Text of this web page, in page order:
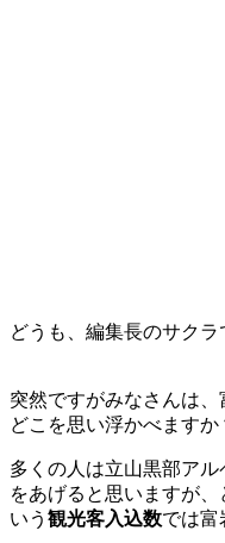
どうも、編集長のサクラ
突然ですがみなさんは
どこを思い浮かべますか
多くの人は立山黒部ア
をあげると思いますが
いう 観光客入込数では富